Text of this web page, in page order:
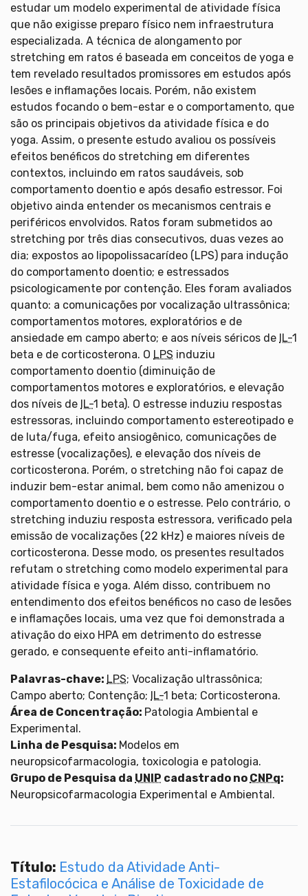
estudar um modelo experimental de atividade física
que não exigisse preparo físico nem infraestrutura
especializada. A técnica de alongamento por
stretching em ratos é baseada em conceitos de yoga e
tem revelado resultados promissores em estudos após
lesões e inflamações locais. Porém, não existem
estudos focando o bem-estar e o comportamento, que
são os principais objetivos da atividade física e do
yoga. Assim, o presente estudo avaliou os possíveis
efeitos benéficos do stretching em diferentes
contextos, incluindo em ratos saudáveis, sob
comportamento doentio e após desafio estressor. Foi
objetivo ainda entender os mecanismos centrais e
periféricos envolvidos. Ratos foram submetidos ao
stretching por três dias consecutivos, duas vezes ao
dia; expostos ao lipopolissacarídeo (LPS) para indução
do comportamento doentio; e estressados
psicologicamente por contenção. Eles foram avaliados
quanto: a comunicações por vocalização ultrassônica;
comportamentos motores, exploratórios e de
ansiedade em campo aberto; e aos níveis séricos de IL-1
beta e de corticosterona. O LPS induziu
comportamento doentio (diminuição de
comportamentos motores e exploratórios, e elevação
dos níveis de IL-1 beta). O estresse induziu respostas
estressoras, incluindo comportamento estereotipado e
de luta/fuga, efeito ansiogênico, comunicações de
estresse (vocalizações), e elevação dos níveis de
corticosterona. Porém, o stretching não foi capaz de
induzir bem-estar animal, bem como não amenizou o
comportamento doentio e o estresse. Pelo contrário, o
stretching induziu resposta estressora, verificado pela
emissão de vocalizações (22 kHz) e maiores níveis de
corticosterona. Desse modo, os presentes resultados
refutam o stretching como modelo experimental para
atividade física e yoga. Além disso, contribuem no
entendimento dos efeitos benéficos no caso de lesões
e inflamações locais, uma vez que foi demonstrada a
ativação do eixo HPA em detrimento do estresse
gerado, e consequente efeito anti-inflamatório.
Palavras-chave: LPS; Vocalização ultrassônica;
Campo aberto; Contenção; IL-1 beta; Corticosterona.
Área de Concentração: Patologia Ambiental e
Experimental.
Linha de Pesquisa: Modelos em
neuropsicofarmacologia, toxicologia e patologia.
Grupo de Pesquisa da UNIP cadastrado no CNPq:
Neuropsicofarmacologia Experimental e Ambiental.
Título: Estudo da Atividade Anti-
Estafilocócica e Análise de Toxicidade de